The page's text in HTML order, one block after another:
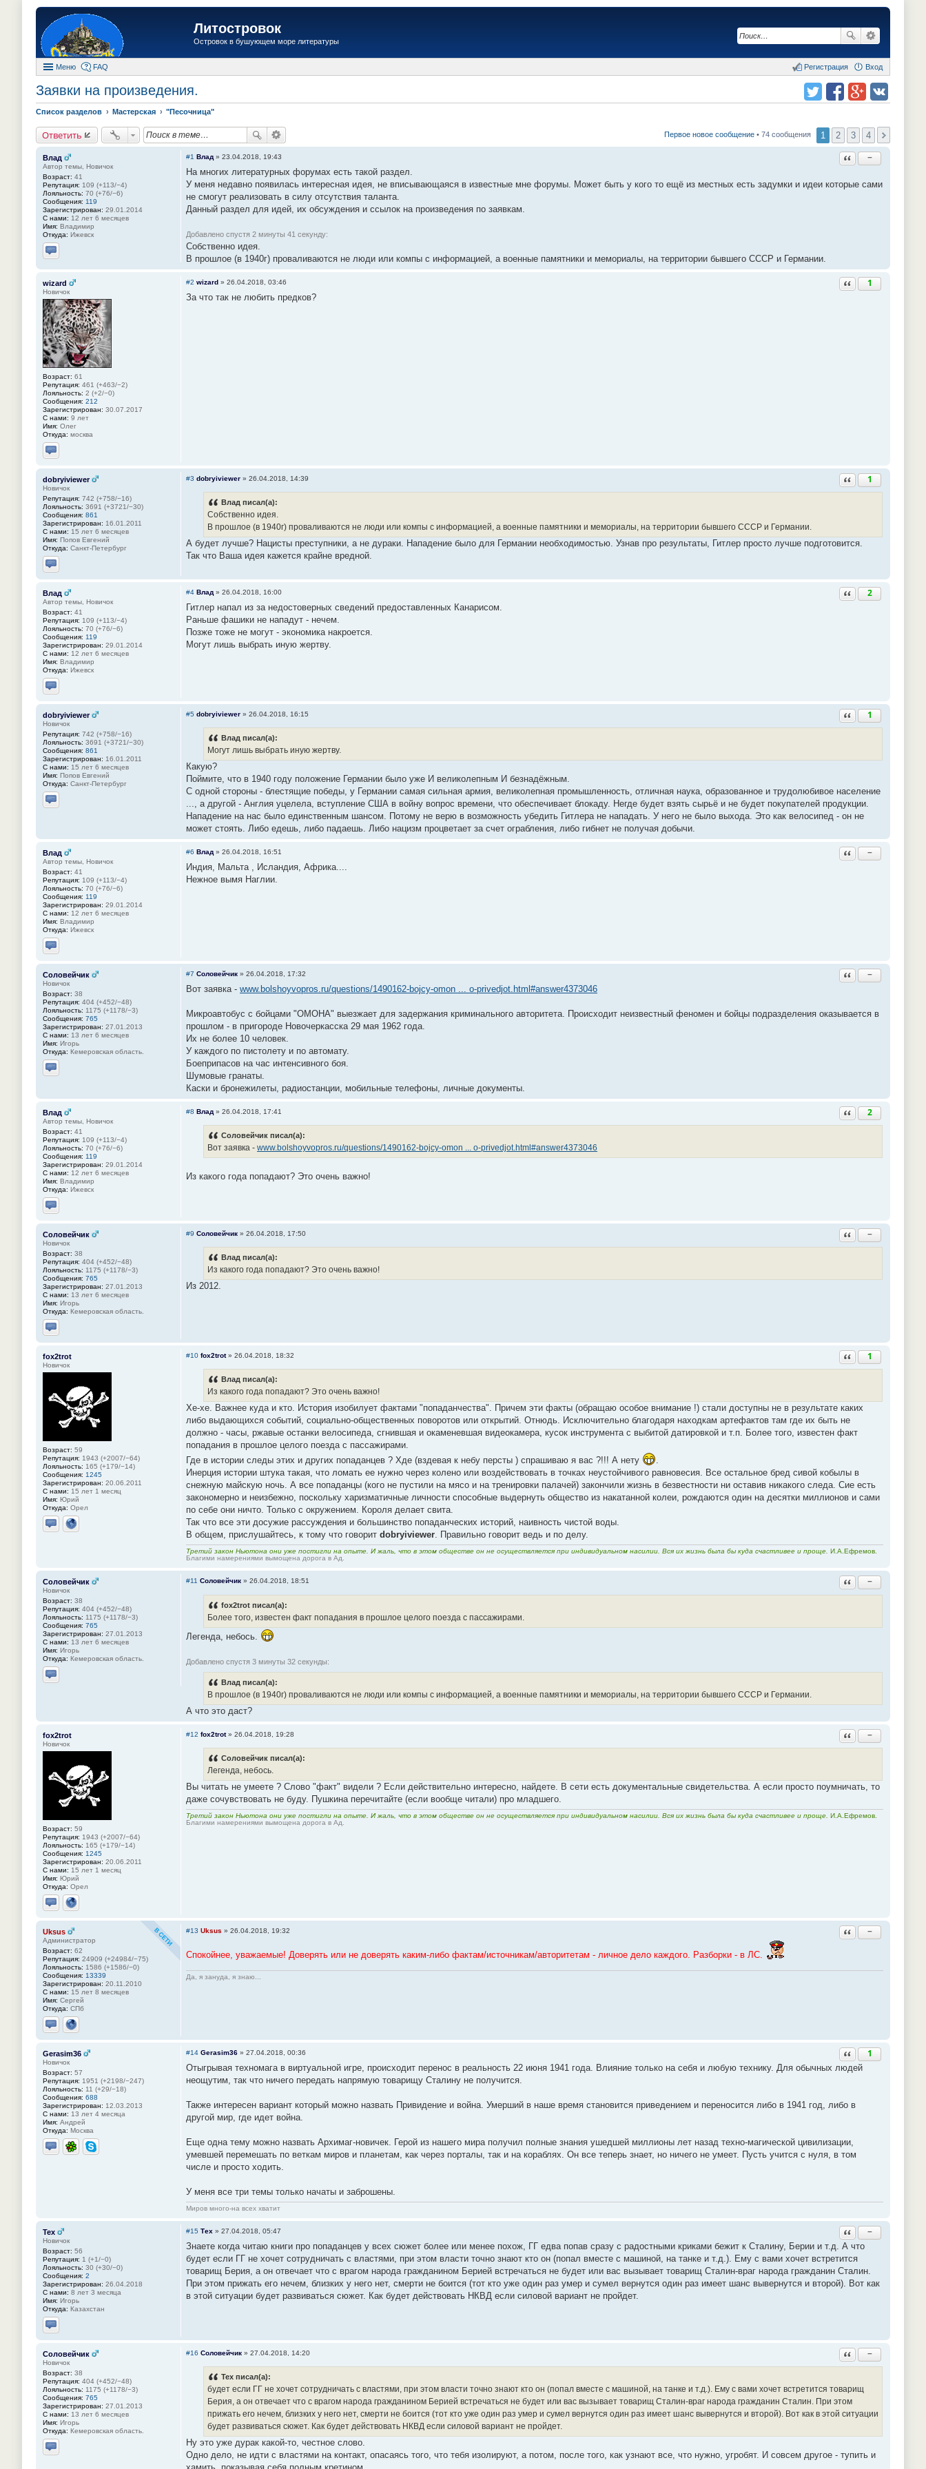
Литостровок
Островок в бушующем море литературы
Меню FAQ Вход
Регистрация
Заявки на произведения.
Список разделов Мастерская "Песочница"
Ответить Первое новое сообщение • 74 сообщения 1 2 3 4
Влад
Автор темы, Новичок
Возраст: 41
Репутация: 109 (+113/−4)
Лояльность: 70 (+76/−6)
Сообщения: 119
Зарегистрирован: 29.01.2014
С нами: 12 лет 6 месяцев
Имя: Владимир
Откуда: Ижевск
Отправить личное сообщение
Ответить с цитатой
−
#1 Влад » 23.04.2018, 19:43
На многих литературных форумах есть такой раздел.
У меня недавно появилась интересная идея, не вписывающаяся в известные мне форумы. Может быть у кого то ещё из местных есть задумки и идеи которые сами
не смогут реализовать в силу отсутствия таланта.
Данный раздел для идей, их обсуждения и ссылок на произведения по заявкам.
Добавлено спустя 2 минуты 41 секунду:
Собственно идея.
В прошлое (в 1940г) проваливаются не люди или компы с информацией, а военные памятники и мемориалы, на территории бывшего СССР и Германии.
wizard
Новичок
Возраст: 61
Репутация: 461 (+463/−2)
Лояльность: 2 (+2/−0)
Сообщения: 212
Зарегистрирован: 30.07.2017
С нами: 9 лет
Имя: Олег
Откуда: москва
Отправить личное сообщение
Ответить с цитатой
1
#2 wizard » 26.04.2018, 03:46
За что так не любить предков?
dobryiviewer
Новичок
Репутация: 742 (+758/−16)
Лояльность: 3691 (+3721/−30)
Сообщения: 861
Зарегистрирован: 16.01.2011
С нами: 15 лет 6 месяцев
Имя: Попов Евгений
Откуда: Санкт-Петербург
Отправить личное сообщение
Ответить с цитатой
1
#3 dobryiviewer » 26.04.2018, 14:39
Влад писал(а):
Собственно идея.
В прошлое (в 1940г) проваливаются не люди или компы с информацией, а военные памятники и мемориалы, на территории бывшего СССР и Германии.
А будет лучше? Нацисты преступники, а не дураки. Нападение было для Германии необходимостью. Узнав про результаты, Гитлер просто лучше подготовится.
Так что Ваша идея кажется крайне вредной.
Влад
Автор темы, Новичок
Возраст: 41
Репутация: 109 (+113/−4)
Лояльность: 70 (+76/−6)
Сообщения: 119
Зарегистрирован: 29.01.2014
С нами: 12 лет 6 месяцев
Имя: Владимир
Откуда: Ижевск
Отправить личное сообщение
Ответить с цитатой
2
#4 Влад » 26.04.2018, 16:00
Гитлер напал из за недостоверных сведений предоставленных Канарисом.
Раньше фашики не нападут - нечем.
Позже тоже не могут - экономика накроется.
Могут лишь выбрать иную жертву.
dobryiviewer
Новичок
Репутация: 742 (+758/−16)
Лояльность: 3691 (+3721/−30)
Сообщения: 861
Зарегистрирован: 16.01.2011
С нами: 15 лет 6 месяцев
Имя: Попов Евгений
Откуда: Санкт-Петербург
Отправить личное сообщение
Ответить с цитатой
1
#5 dobryiviewer » 26.04.2018, 16:15
Влад писал(а):
Могут лишь выбрать иную жертву.
Какую?
Поймите, что в 1940 году положение Германии было уже И великолепным И безнадёжным.
С одной стороны - блестящие победы, у Германии самая сильная армия, великолепная промышленность, отличная наука, образованное и трудолюбивое население
..., а другой - Англия уцелела, вступление США в войну вопрос времени, что обеспечивает блокаду. Негде будет взять сырьё и не будет покупателей продукции.
Нападение на нас было единственным шансом. Потому не верю в возможность убедить Гитлера не нападать. У него не было выхода. Это как велосипед - он не
может стоять. Либо едешь, либо падаешь. Либо нацизм процветает за счет ограбления, либо гибнет не получая добычи.
Влад
Автор темы, Новичок
Возраст: 41
Репутация: 109 (+113/−4)
Лояльность: 70 (+76/−6)
Сообщения: 119
Зарегистрирован: 29.01.2014
С нами: 12 лет 6 месяцев
Имя: Владимир
Откуда: Ижевск
Отправить личное сообщение
Ответить с цитатой
−
#6 Влад» 26.04.2018, 16:51
Индия, Мальта , Исландия, Африка....
Нежное вымя Наглии.
Соловейчик
Новичок
Возраст: 38
Репутация: 404 (+452/−48)
Лояльность: 1175 (+1178/−3)
Сообщения: 765
Зарегистрирован: 27.01.2013
С нами: 13 лет 6 месяцев
Имя: Игорь
Откуда: Кемеровская область.
Отправить личное сообщение
Ответить с цитатой
−
#7 Соловейчик » 26.04.2018, 17:32
Вот заявка - www.bolshoyvopros.ru/questions/1490162-bojcy-omon ... o-privedjot.html#answer4373046
Микроавтобус с бойцами "ОМОНА" выезжает для задержания криминального авторитета. Происходит неизвестный феномен и бойцы подразделения оказывается в
прошлом - в пригороде Новочеркасска 29 мая 1962 года.
Их не более 10 человек.
У каждого по пистолету и по автомату.
Боеприпасов на час интенсивного боя.
Шумовые гранаты.
Каски и бронежилеты, радиостанции, мобильные телефоны, личные документы.
Влад
Автор темы, Новичок
Возраст: 41
Репутация: 109 (+113/−4)
Лояльность: 70 (+76/−6)
Сообщения: 119
Зарегистрирован: 29.01.2014
С нами: 12 лет 6 месяцев
Имя: Владимир
Откуда: Ижевск
Отправить личное сообщение
Ответить с цитатой
2
#8 Влад» 26.04.2018, 17:41
Соловейчик писал(а):
Вот заявка - www.bolshoyvopros.ru/questions/1490162-bojcy-omon ... o-privedjot.html#answer4373046
Из какого года попадают? Это очень важно!
Соловейчик
Новичок
Возраст: 38
Репутация: 404 (+452/−48)
Лояльность: 1175 (+1178/−3)
Сообщения: 765
Зарегистрирован: 27.01.2013
С нами: 13 лет 6 месяцев
Имя: Игорь
Откуда: Кемеровская область.
Отправить личное сообщение
Ответить с цитатой
−
#9 Соловейчик » 26.04.2018, 17:50
Влад писал(а):
Из какого года попадают? Это очень важно!
Из 2012.
fox2trot
Новичок
Возраст: 59
Репутация: 1943 (+2007/−64)
Лояльность: 165 (+179/−14)
Сообщения: 1245
Зарегистрирован: 20.06.2011
С нами: 15 лет 1 месяц
Имя: Юрий
Откуда: Орел
Отправить личное сообщение
Сайт
Ответить с цитатой
1
#10 fox2trot» 26.04.2018, 18:32
Влад писал(а):
Из какого года попадают? Это очень важно!
Хе-хе. Важнее куда и кто. История изобилует фактами "попаданчества". Причем эти факты (обращаю особое внимание !) стали доступны не в результате каких
либо выдающихся событий, социально-общественных поворотов или открытий. Отнюдь. Исключительно благодаря находкам артефактов там где их быть не
должно - часы, ржавые останки велосипеда, сгнившая и окаменевшая видеокамера, кусок инструмента с выбитой датировкой и т.п. Более того, известен факт
попадания в прошлое целого поезда с пассажирами.
Где в истории следы этих и других попаданцев ? Хде (вздевая к небу персты ) спрашиваю я вас ?!!! А нету
.
Инерция истории штука такая, что ломать ее нужно через колено или воздействовать в точках неустойчивого равновесия. Все остальное бред сивой кобылы в
снежную майскую ночь. А все попаданцы (кого не пустили на мясо и на тренировки палачей) закончили жизнь в безвестности ни оставив никакого следа. Сие есть
закономерно и неизбежно, поскольку харизматичные личности способные выдернуть общество из накатанной колеи, рождаются один на десятки миллионов и сами
по себе они ничто. Только с окружением. Короля делает свита.
Так что все эти досужие рассуждения и большинство попаданческих историй, наивность чистой воды.
В общем, прислушайтесь, к тому что говорит dobryiviewer. Правильно говорит ведь и по делу.
Третий закон Ньютона они уже постигли на опыте. И жаль, что в этом обществе он не осуществляется при индивидуальном насилии. Вся их жизнь была бы куда счастливее и проще. И.А.Ефремов.
Благими намерениями вымощена дорога в Ад.
Соловейчик
Новичок
Возраст: 38
Репутация: 404 (+452/−48)
Лояльность: 1175 (+1178/−3)
Сообщения: 765
Зарегистрирован: 27.01.2013
С нами: 13 лет 6 месяцев
Имя: Игорь
Откуда: Кемеровская область.
Отправить личное сообщение
Ответить с цитатой
−
#11 Соловейчик » 26.04.2018, 18:51
fox2trot писал(а):
Более того, известен факт попадания в прошлое целого поезда с пассажирами.
Легенда, небось.
Добавлено спустя 3 минуты 32 секунды:
Влад писал(а):
В прошлое (в 1940г) проваливаются не люди или компы с информацией, а военные памятники и мемориалы, на территории бывшего СССР и Германии.
А что это даст?
fox2trot
Новичок
Возраст: 59
Репутация: 1943 (+2007/−64)
Лояльность: 165 (+179/−14)
Сообщения: 1245
Зарегистрирован: 20.06.2011
С нами: 15 лет 1 месяц
Имя: Юрий
Откуда: Орел
Отправить личное сообщение
Сайт
Ответить с цитатой
−
#12 fox2trot» 26.04.2018, 19:28
Соловейчик писал(а):
Легенда, небось.
Вы читать не умеете ? Слово "факт" видели ? Если действительно интересно, найдете. В сети есть документальные свидетельства. А если просто поумничать, то
даже сочувствовать не буду. Пушкина перечитайте (если вообще читали) про младшего.
Третий закон Ньютона они уже постигли на опыте. И жаль, что в этом обществе он не осуществляется при индивидуальном насилии. Вся их жизнь была бы куда счастливее и проще. И.А.Ефремов.
Благими намерениями вымощена дорога в Ад.
Uksus
Администратор
Возраст: 62
Репутация: 24909 (+24984/−75)
Лояльность: 1586 (+1586/−0)
Сообщения: 13339
Зарегистрирован: 20.11.2010
С нами: 15 лет 8 месяцев
Имя: Сергей
Откуда: СПб
Отправить личное сообщение
Сайт
Ответить с цитатой
−
#13 Uksus » 26.04.2018, 19:32
Спокойнее, уважаемые! Доверять или не доверять каким-либо фактам/источникам/авторитетам - личное дело каждого. Разборки - в ЛС.
Да, я зануда, я знаю...
Gerasim36
Новичок
Возраст: 57
Репутация: 1951 (+2198/−247)
Лояльность: 11 (+29/−18)
Сообщения: 688
Зарегистрирован: 12.03.2013
С нами: 13 лет 4 месяца
Имя: Андрей
Откуда: Москва
Отправить личное сообщение
ICQ Skype
Ответить с цитатой
1
#14 Gerasim36 » 27.04.2018, 00:36
Отыгрывая техномага в виртуальной игре, происходит перенос в реальность 22 июня 1941 года. Влияние только на себя и любую технику. Для обычных людей
неощутим, так что ничего передать напрямую товарищу Сталину не получится.
Также интересен вариант который можно назвать Привидение и война. Умерший в наше время становится приведением и переносится либо в 1941 год, либо в
другой мир, где идет война.
Еще одна тему можно назвать Архимаг-новичек. Герой из нашего мира получил полные знания ушедшей миллионы лет назад техно-магической цивилизации,
умевшей перемешать по веткам миров и планетам, как через порталы, так и на кораблях. Он все теперь знает, но ничего не умеет. Пусть учится с нуля, в том
числе и просто ходить.
У меня все три темы только начаты и заброшены.
Миров много-на всех хватит
Тех
Новичок
Возраст: 56
Репутация: 1 (+1/−0)
Лояльность: 30 (+30/−0)
Сообщения: 2
Зарегистрирован: 26.04.2018
С нами: 8 лет 3 месяца
Имя: Игорь
Откуда: Казахстан
Отправить личное сообщение
Ответить с цитатой
−
#15 Тех » 27.04.2018, 05:47
Знаете когда читаю книги про попаданцев у всех сюжет более или менее похож, ГГ едва попав сразу с радостными криками бежит к Сталину, Берии и т.д. А что
будет если ГГ не хочет сотрудничать с властями, при этом власти точно знают кто он (попал вместе с машиной, на танке и т.д.). Ему с вами хочет встретится
товарищ Берия, а он отвечает что с врагом народа гражданином Берией встречаться не будет или вас вызывает товарищ Сталин-враг народа гражданин Сталин.
При этом прижать его нечем, близких у него нет, смерти не боится (тот кто уже один раз умер и сумел вернутся один раз имеет шанс вывернутся и второй). Вот как
в этой ситуации будет развиваться сюжет. Как будет действовать НКВД если силовой вариант не пройдет.
Соловейчик
Новичок
Возраст: 38
Репутация: 404 (+452/−48)
Лояльность: 1175 (+1178/−3)
Сообщения: 765
Зарегистрирован: 27.01.2013
С нами: 13 лет 6 месяцев
Имя: Игорь
Откуда: Кемеровская область.
Отправить личное сообщение
Ответить с цитатой
−
#16 Соловейчик » 27.04.2018, 14:20
Тех писал(а):
будет если ГГ не хочет сотрудничать с властями, при этом власти точно знают кто он (попал вместе с машиной, на танке и т.д.). Ему с вами хочет встретится товарищ
Берия, а он отвечает что с врагом народа гражданином Берией встречаться не будет или вас вызывает товарищ Сталин-враг народа гражданин Сталин. При этом
прижать его нечем, близких у него нет, смерти не боится (тот кто уже один раз умер и сумел вернутся один раз имеет шанс вывернутся и второй). Вот как в этой ситуации
будет развиваться сюжет. Как будет действовать НКВД если силовой вариант не пройдет.
Ну это уже дурак какой-то, честное слово.
Одно дело, не идти с властями на контакт, опасаясь того, что тебя изолируют, а потом, после того, как узнают все, что нужно, угробят. И совсем другое - тупить и